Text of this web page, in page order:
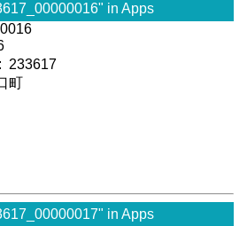
in Apps
: 233617
町
in Apps